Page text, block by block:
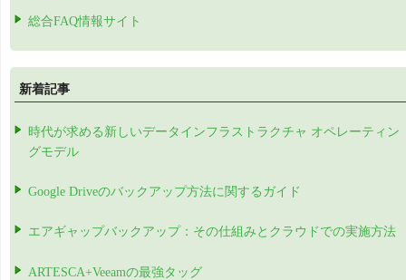
総合FAQ情報サイト
新着記事
時代が求める新しいデータインフラストラクチャ オペレーティン
グモデル
Google Driveのバックアップ方法に関するガイド
エアギャップバックアップ：その仕組みとクラウドでの実施方法
ARTESCA+Veeamの最強タッグ